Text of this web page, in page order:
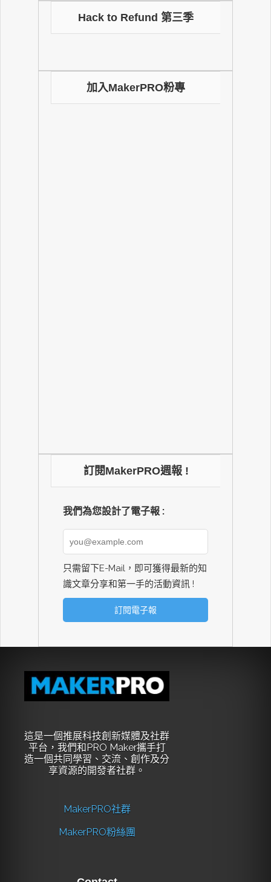
Hack to Refund 第三季
加入MakerPRO粉專
訂閱MakerPRO週報 !
我們為您設計了電子報 :
只需留下E-Mail，即可獲得最新的知
識文章分享和第一手的活動資訊 !
這是一個推展科技創新媒體及社群
平台，我們和PRO Maker攜手打
造一個共同學習、交流、創作及分
享資源的開發者社群。
MakerPRO社群
MakerPRO粉絲團